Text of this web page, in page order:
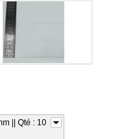
|| Qté : 10